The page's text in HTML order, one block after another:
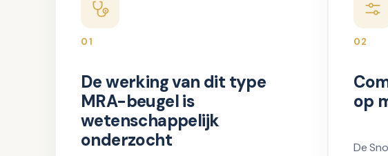
01
De werking van dit type
MRA-beugel is
wetenschappelijk
onderzocht
02
op
De